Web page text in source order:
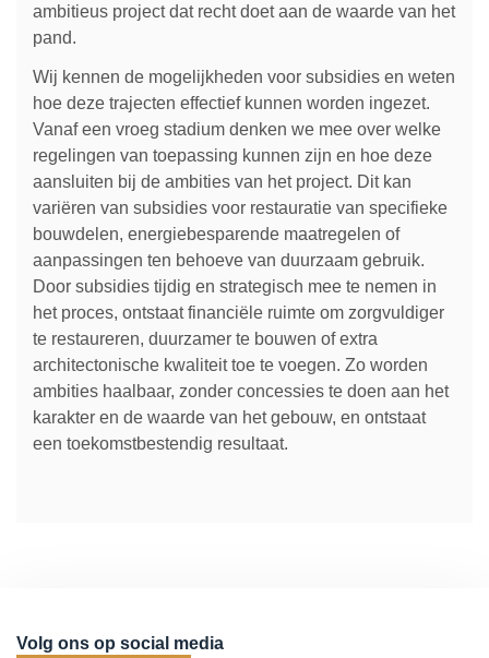
ambitieus project dat recht doet aan de waarde van het
pand.
Wij kennen de mogelijkheden voor subsidies en weten
hoe deze trajecten effectief kunnen worden ingezet.
Vanaf een vroeg stadium denken we mee over welke
regelingen van toepassing kunnen zijn en hoe deze
aansluiten bij de ambities van het project. Dit kan
variëren van subsidies voor restauratie van specifieke
bouwdelen, energiebesparende maatregelen of
aanpassingen ten behoeve van duurzaam gebruik.
Door subsidies tijdig en strategisch mee te nemen in
het proces, ontstaat financiële ruimte om zorgvuldiger
te restaureren, duurzamer te bouwen of extra
architectonische kwaliteit toe te voegen. Zo worden
ambities haalbaar, zonder concessies te doen aan het
karakter en de waarde van het gebouw, en ontstaat
een toekomstbestendig resultaat.
Volg ons op social media